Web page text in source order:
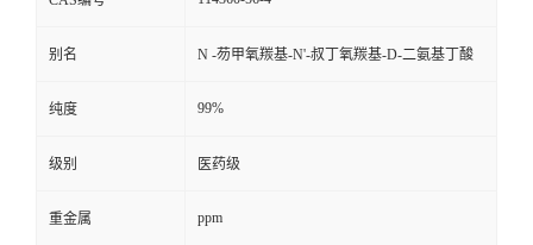
别名 N -芴甲氧羰基-N'-叔丁氧羰基-D-二氨基丁酸
纯度 99%
级别 医药级
重金属 ppm